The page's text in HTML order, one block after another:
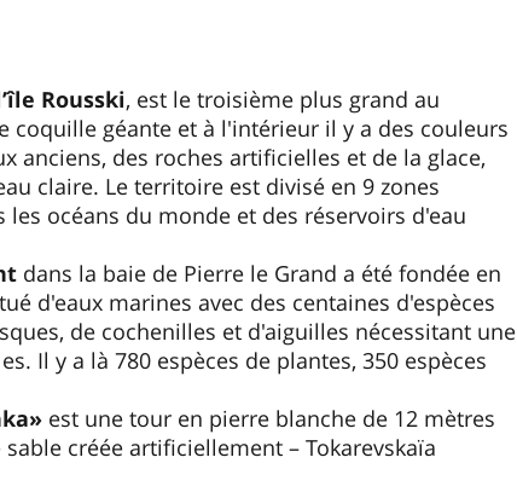
Rousski, est le troisième plus grand au
coquille géante et à l'intérieur il y a des couleurs
anciens, des roches artificielles et de la glace,
claire. Le territoire est divisé en 9 zones
océans du monde et des réservoirs d'eau
dans la baie de Pierre le Grand a été fondée en
d'eaux marines avec des centaines d'espèces
de cochenilles et d'aiguilles nécessitant une
Il y a là 780 espèces de plantes, 350 espèces
est une tour en pierre blanche de 12 mètres
créée artificiellement – Tokarevskaïa